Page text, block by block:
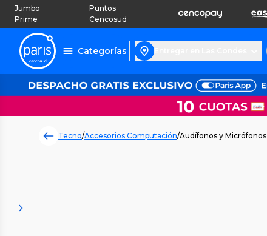
Jumbo
Prime
Puntos
Cencosud
Categorías
Tecno/Accesorios Computación/Audífonos y Micrófonos